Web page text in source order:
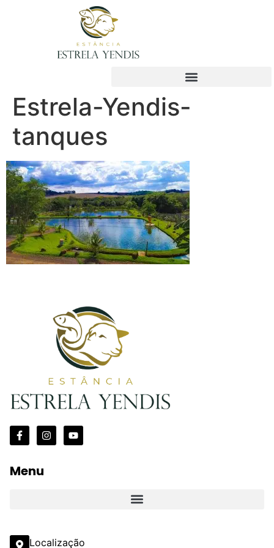
Estrela-Yendis-
tanques
Menu
Localização